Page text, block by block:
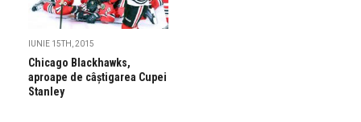
IUNIE 15TH, 2015
Chicago Blackhawks,
aproape de câștigarea Cupei
Stanley